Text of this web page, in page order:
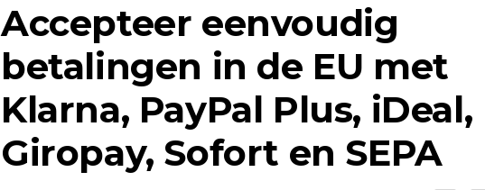
Accepteer eenvoudig
betalingen in de EU met
Klarna, PayPal Plus, iDeal,
Giropay, Sofort en SEPA